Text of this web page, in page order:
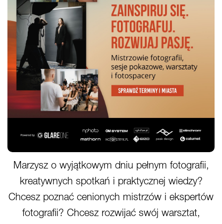
Marzysz o wyjątkowym dniu pełnym fotografii,
kreatywnych spotkań i praktycznej wiedzy?
Chcesz poznać cenionych mistrzów i ekspertów
fotografii? Chcesz rozwijać swój warsztat,